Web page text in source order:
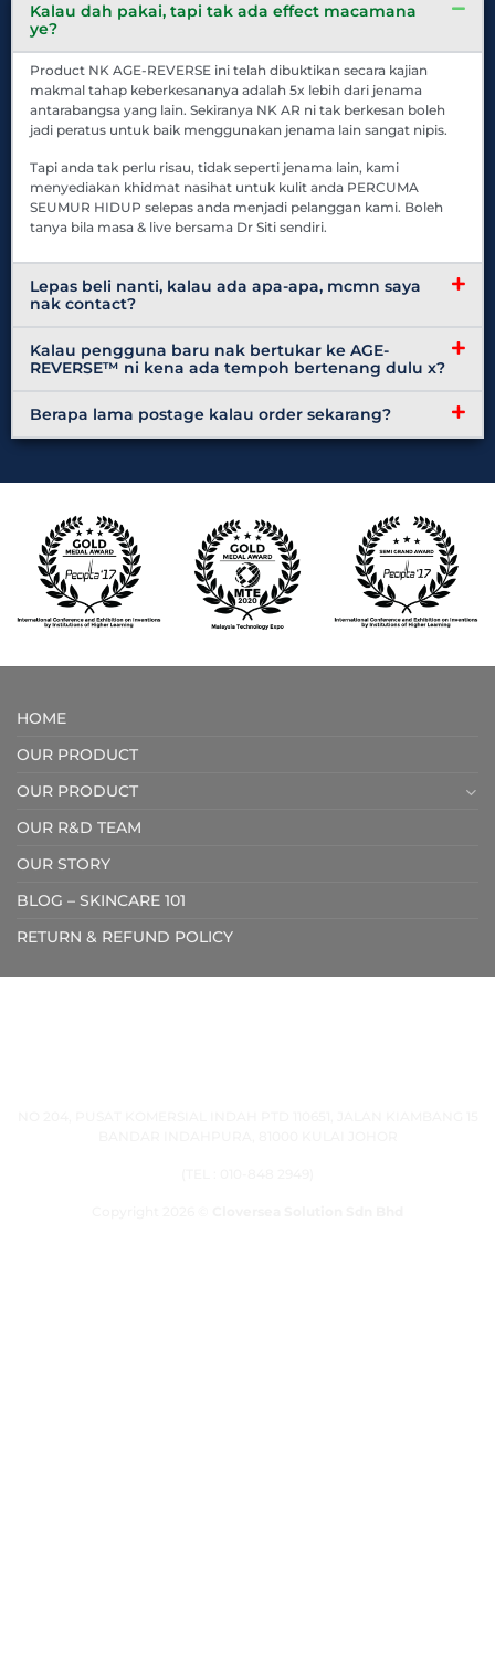
Kalau dah pakai, tapi tak ada effect macamana
ye?
Product NK AGE-REVERSE ini telah dibuktikan secara kajian
makmal tahap keberkesananya adalah 5x lebih dari jenama
antarabangsa yang lain. Sekiranya NK AR ni tak berkesan boleh
jadi peratus untuk baik menggunakan jenama lain sangat nipis.
Tapi anda tak perlu risau, tidak seperti jenama lain, kami
menyediakan khidmat nasihat untuk kulit anda PERCUMA
SEUMUR HIDUP selepas anda menjadi pelanggan kami. Boleh
tanya bila masa & live bersama Dr Siti sendiri.
Lepas beli nanti, kalau ada apa-apa, mcmn saya
nak contact?
Kalau pengguna baru nak bertukar ke AGE-
REVERSE™ ni kena ada tempoh bertenang dulu x?
Berapa lama postage kalau order sekarang?
HOME
OUR PRODUCT
OUR PRODUCT
OUR R&D TEAM
OUR STORY
BLOG – SKINCARE 101
RETURN & REFUND POLICY